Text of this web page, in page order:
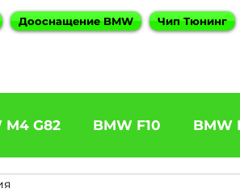
Дооснащение BMW Чип Тюнинг
M4 G82 BMW F10 BMW